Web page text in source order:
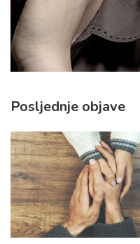
Posljednje objave